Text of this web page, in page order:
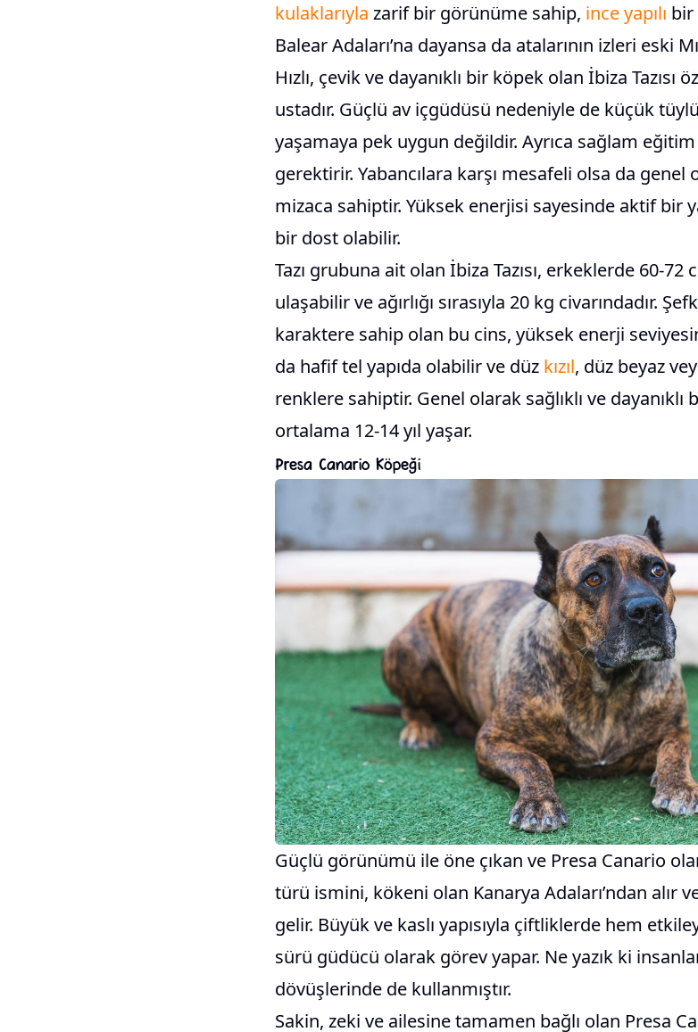
kulaklarıyla zarif bir görünüme sahip, ince yapılı bir
Balear Adaları’na dayansa da atalarının izleri eski
Hızlı, çevik ve dayanıklı bir köpek olan İbiza Tazısı
ustadır. Güçlü av içgüdüsü nedeniyle de küçük
yaşamaya pek uygun değildir. Ayrıca sağlam
gerektirir. Yabancılara karşı mesafeli olsa da
mizaca sahiptir. Yüksek enerjisi sayesinde aktif bir
bir dost olabilir.
Tazı grubuna ait olan İbiza Tazısı, erkeklerde 60-
ulaşabilir ve ağırlığı sırasıyla 20 kg civarındadır.
karaktere sahip olan bu cins, yüksek enerji
da hafif tel yapıda olabilir ve düz kızıl, düz beyaz
renklere sahiptir. Genel olarak sağlıklı ve dayanıklı
ortalama 12-14 yıl yaşar.
Presa Canario Köpeği
Güçlü görünümü ile öne çıkan ve Presa Canario
türü ismini, kökeni olan Kanarya Adaları’ndan alır ve
gelir. Büyük ve kaslı yapısıyla çiftliklerde hem
sürü güdücü olarak görev yapar. Ne yazık ki
dövüşlerinde de kullanmıştır.
Sakin, zeki ve ailesine tamamen bağlı olan Presa